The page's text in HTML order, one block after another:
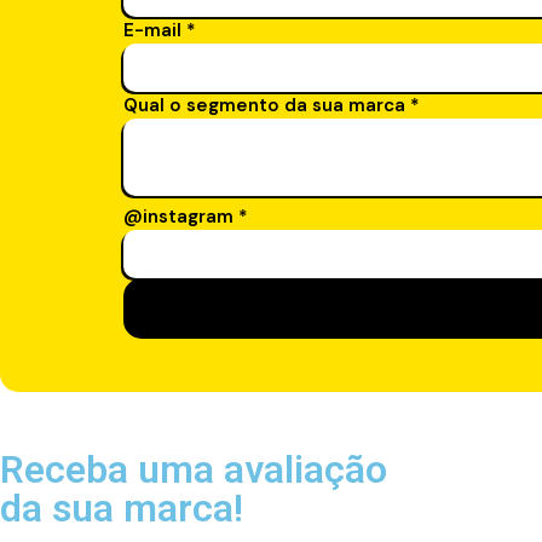
E-mail *
Qual o segmento da sua marca *
@instagram *
Receba uma avaliação
da sua marca!